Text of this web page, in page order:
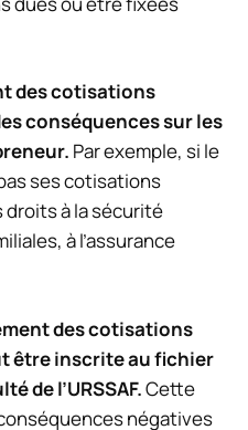
des cotisations
conséquences sur les
Par exemple, si le
ses cotisations
droits à la sécurité
à l’assurance
des cotisations
être inscrite au fichier
de l’URSSAF.Cette
négatives